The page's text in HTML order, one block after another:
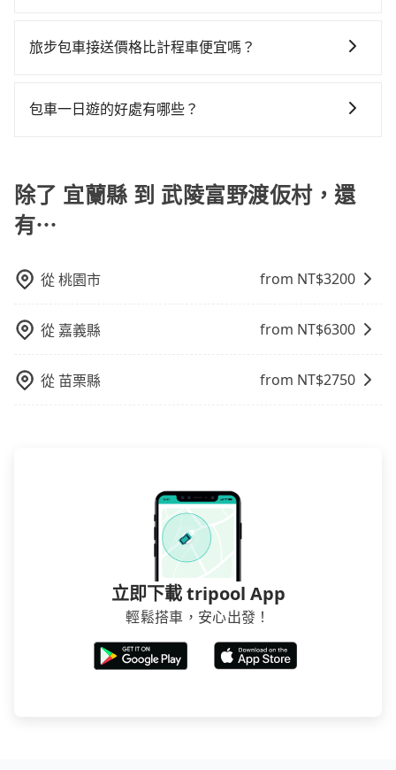
車，不僅每人至少額外負擔110元車資，而且更會額外浪
拼車共乘服務，最多可再節省50%的交通費用。
樣。另外，偶爾也會遇到明明已經預約了時間但上一位
小的風險。最後，雖然路邊隨租隨還看似方便，但實際
事先預約，並且要做好等待較久的心理準備。再加上宜
蘭縣到武陵富野渡仮村的跳表小黃可能較為便宜，但當
服務，是絕大多數乘客出行的最佳選擇。
間，收取額外費用是必要的補償。
旅步包車接送價格比計程車便宜嗎？
遇塞車、停紅燈時等低速行駛時還需額外加價不同，旅
包車一日遊的好處有哪些？
體驗當地文化和風土人情，此外，包車還可以省去您自
己開車也無需擔心路線和交通的問題，更可以在舒適的
環境中專心欣賞當地美景和文化，讓您的旅程更加輕鬆
除了 宜蘭縣 到 武陵富野渡仮村，還
有⋯
從桃園市 from NT$3200
從 嘉義縣 from NT$6300
從 苗栗縣 from NT$2750
立即下載 tripool App
輕鬆搭車，安心出發！